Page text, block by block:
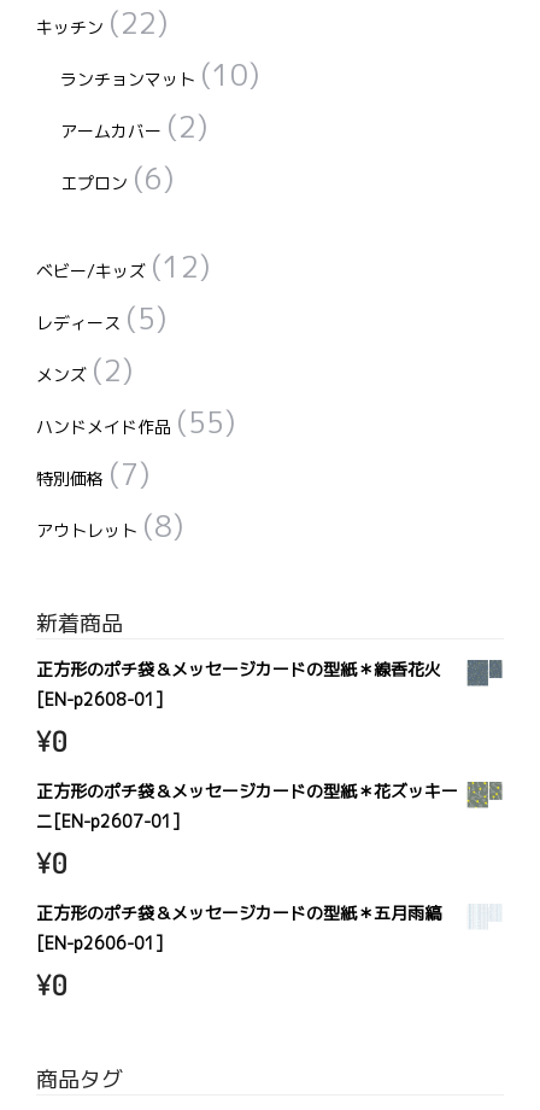
キッチン (22)
ランチョンマット (10)
アームカバー (2)
エプロン (6)
ベビー/キッズ (12)
レディース (5)
メンズ (2)
ハンドメイド作品 (55)
特別価格 (7)
アウトレット (8)
新着商品
正方形のポチ袋＆メッセージカードの型紙＊線香花火
[EN-p2608-01]
¥0
正方形のポチ袋＆メッセージカードの型紙＊花ズッキー
ニ[EN-p2607-01]
¥0
正方形のポチ袋＆メッセージカードの型紙＊五月雨縞
[EN-p2606-01]
¥0
商品タグ